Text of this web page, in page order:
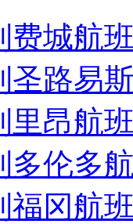
费城航
圣路易
里昂航
多伦多
福冈航